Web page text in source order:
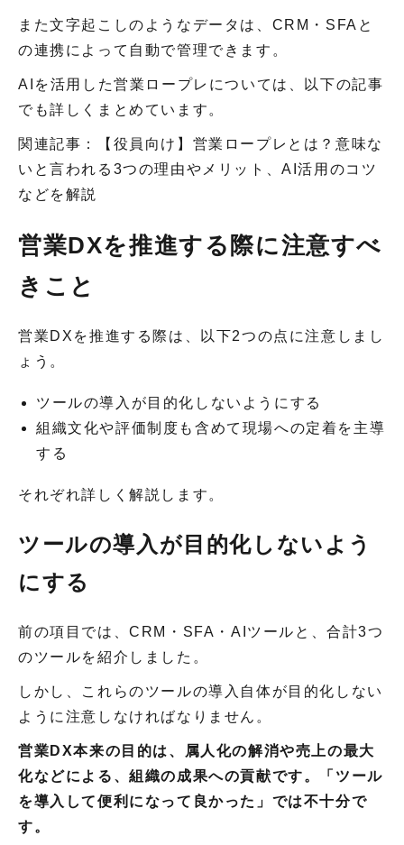
また文字起こしのようなデータは、CRM・SFAと
の連携によって自動で管理できます。
AIを活用した営業ロープレについては、以下の記事
でも詳しくまとめています。
関連記事：【役員向け】営業ロープレとは？意味な
いと言われる3つの理由やメリット、AI活用のコツ
などを解説
営業DXを推進する際に注意すべ
きこと
営業DXを推進する際は、以下2つの点に注意しまし
ょう。
ツールの導入が目的化しないようにする
組織文化や評価制度も含めて現場への定着を主導
する
それぞれ詳しく解説します。
ツールの導入が目的化しないよう
にする
前の項目では、CRM・SFA・AIツールと、合計3つ
のツールを紹介しました。
しかし、これらのツールの導入自体が目的化しない
ように注意しなければなりません。
営業DX本来の目的は、属人化の解消や売上の最大
化などによる、組織の成果への貢献です。「ツール
を導入して便利になって良かった」では不十分で
す。